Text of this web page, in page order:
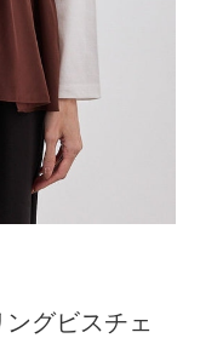
ングビスチェ